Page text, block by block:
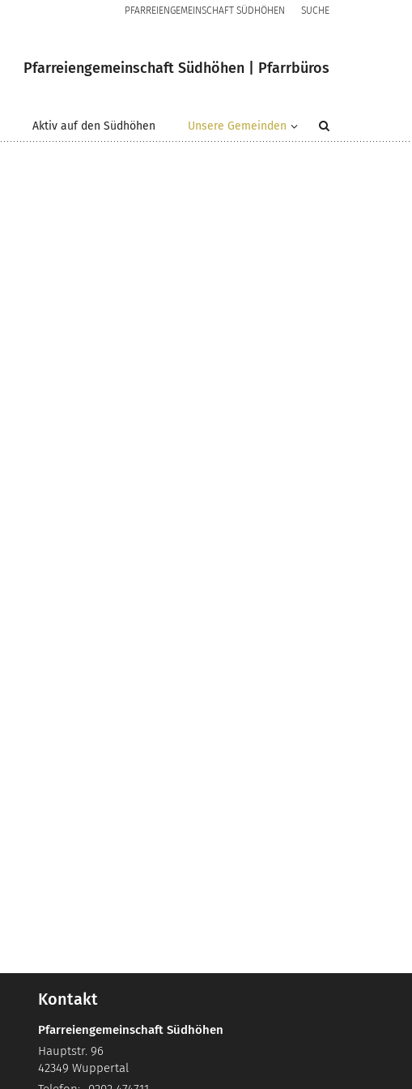
PFARREIENGEMEINSCHAFT SÜDHÖHEN SUCHE
Pfarreiengemeinschaft Südhöhen | Pfarrbüros
Aktiv auf den Südhöhen Unsere Gemeinden
Kontakt
Pfarreiengemeinschaft Südhöhen
Hauptstr. 96
42349 Wuppertal